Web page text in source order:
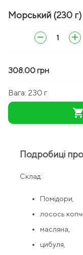
Морський (230 г)
remove add
308.00 грн
Вага: 230 г
shopping_cart
Подробиці
Склад:
Помідори,
лосось
масляна,
цибуля,